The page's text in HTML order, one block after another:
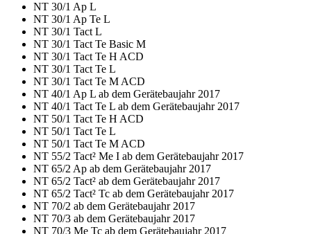
NT 30/1 Ap L
NT 30/1 Ap Te L
NT 30/1 Tact L
NT 30/1 Tact Te Basic M
NT 30/1 Tact Te H ACD
NT 30/1 Tact Te L
NT 30/1 Tact Te M ACD
NT 40/1 Ap L ab dem Gerätebaujahr 2017
NT 40/1 Tact Te L ab dem Gerätebaujahr 2017
NT 50/1 Tact Te H ACD
NT 50/1 Tact Te L
NT 50/1 Tact Te M ACD
NT 55/2 Tact² Me I ab dem Gerätebaujahr 2017
NT 65/2 Ap ab dem Gerätebaujahr 2017
NT 65/2 Tact² ab dem Gerätebaujahr 2017
NT 65/2 Tact² Tc ab dem Gerätebaujahr 2017
NT 70/2 ab dem Gerätebaujahr 2017
NT 70/3 ab dem Gerätebaujahr 2017
NT 70/3 Me Tc ab dem Gerätebaujahr 2017